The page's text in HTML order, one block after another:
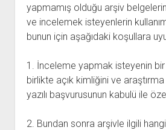
TKP ARŞİV
TİP ARŞİV FONU
TSİP ARŞİV
TBKP ARŞİV
İŞÇİ HAREKETLERİ
BARIŞ HAREKETLERİ
DAVA DOSYALARI
KÜTÜPHANE
TKP KİTAPLIĞI
TİP KİTAPLIĞI
TSİP KİTAPLIĞI
TBKP KİTAPLIĞI
SOL HAREKETLER
EMEK HAREKETİ
SÜRELİ
AFİŞLER
GÖRSEL-İŞİTSEL
BAŞVURULAR
ÜYE BAŞVURU
ARŞİVLERDEN
İLETİŞİM
İLETİŞİM
yapmamış olduğu arşiv
ve incelemek isteyenlerin
bunun için aşağıdaki koşullara
1. İnceleme yapmak isteyenin
birlikte açık kimliğini ve
yazılı başvurusunun kabulü ile
2. Bundan sonra arşivle ilgili